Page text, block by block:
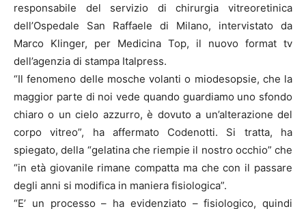
responsabile del servizio di chirurgia vitreoretinica
dell’Ospedale San Raffaele di Milano, intervistato da
Marco Klinger, per Medicina Top, il nuovo format tv
dell’agenzia di stampa Italpress.
“Il fenomeno delle mosche volanti o miodesopsie, che la
maggior parte di noi vede quando guardiamo uno sfondo
chiaro o un cielo azzurro, è dovuto a un’alterazione del
corpo vitreo”, ha affermato Codenotti. Si tratta, ha
spiegato, della “gelatina che riempie il nostro occhio” che
“in età giovanile rimane compatta ma che con il passare
degli anni si modifica in maniera fisiologica”.
“E’ un processo – ha evidenziato – fisiologico, quindi